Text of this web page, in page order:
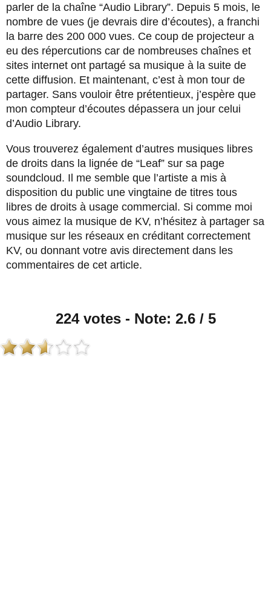
parler de la chaîne “Audio Library”. Depuis 5 mois, le
nombre de vues (je devrais dire d’écoutes), a franchi
la barre des 200 000 vues. Ce coup de projecteur a
eu des répercutions car de nombreuses chaînes et
sites internet ont partagé sa musique à la suite de
cette diffusion. Et maintenant, c’est à mon tour de
partager. Sans vouloir être prétentieux, j’espère que
mon compteur d’écoutes dépassera un jour celui
d’Audio Library.
Vous trouverez également d’autres musiques libres
de droits dans la lignée de “Leaf” sur sa page
soundcloud. Il me semble que l’artiste a mis à
disposition du public une vingtaine de titres tous
libres de droits à usage commercial. Si comme moi
vous aimez la musique de KV, n’hésitez à partager sa
musique sur les réseaux en créditant correctement
KV, ou donnant votre avis directement dans les
commentaires de cet article.
224 votes - Note: 2.6 / 5